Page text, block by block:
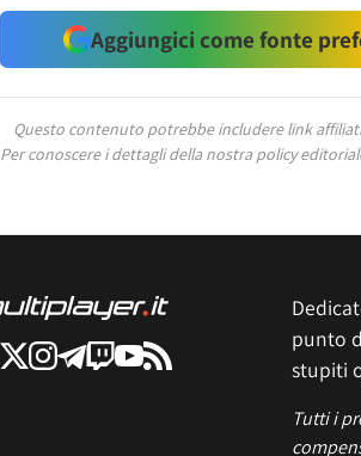
Aggiungici come fonte
Questo contenuto potrebbe includere link
Per conoscere i dettagli della nostra policy
punto
stupiti
Tutti i